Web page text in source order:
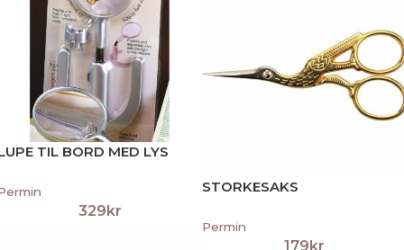
TIL BORD MED LYS
329 kr
STORKESAKS
Permin
179kr